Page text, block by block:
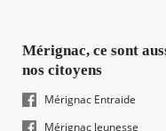
Mérignac, ce sont
nos citoyens
Mérignac Entraide
Mérignac Jeunesse